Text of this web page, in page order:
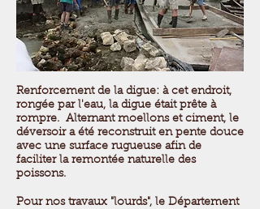
Renforcement de la digue: à cet endroit,
rongée par l'eau, la digue était prête à
rompre. Alternant moellons et ciment, le
déversoir a été reconstruit en pente douce
avec une surface rugueuse afin de
faciliter la remontée naturelle des
poissons.
Pour nos travaux "lourds", le Département